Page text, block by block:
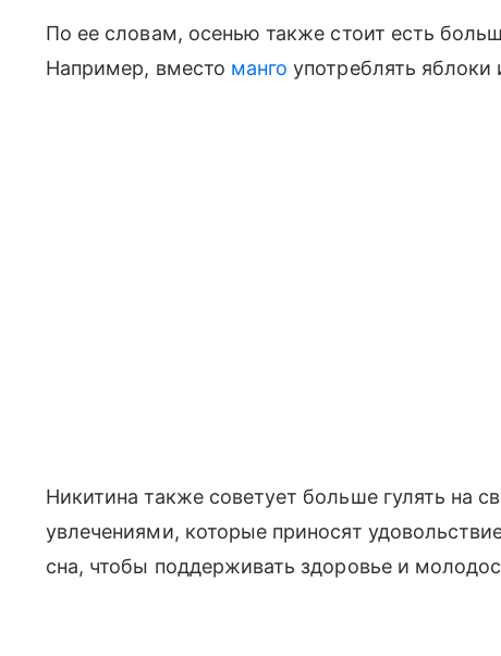
По ее словам, осенью также стоит есть
Например, вместо манго употреблять яблоки
Никитина также советует больше гулять на
увлечениями, которые приносят
сна, чтобы поддерживать здоровье и